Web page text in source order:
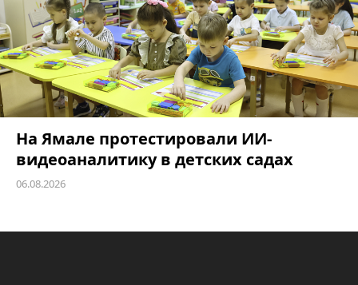
На Ямале протестировали ИИ-
видеоаналитику в детских садах
06.08.2026